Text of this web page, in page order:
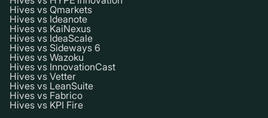
Hives vs Qmarkets
Hives vs Ideanote
Hives vs KaiNexus
Hives vs IdeaScale
Hives vs Sideways 6
Hives vs Wazoku
Hives vs InnovationCast
Hives vs Vetter
Hives vs LeanSuite
Hives vs Fabrico
Hives vs KPI Fire